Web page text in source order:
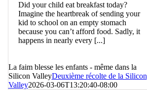
Did your child eat breakfast today?
Imagine the heartbreak of sending your
kid to school on an empty stomach
because you can’t afford food. Sadly, it
happens in nearly every [...]
La faim blesse les enfants - même dans la
Silicon ValleyDeuxième récolte de la Silicon
Valley2026-03-06T13:20:40-08:00